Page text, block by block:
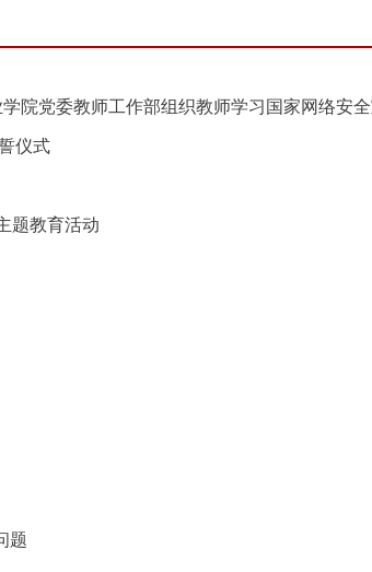
院党委教师工作部组织教师学习国家网络安
仪式
题教育活动
题